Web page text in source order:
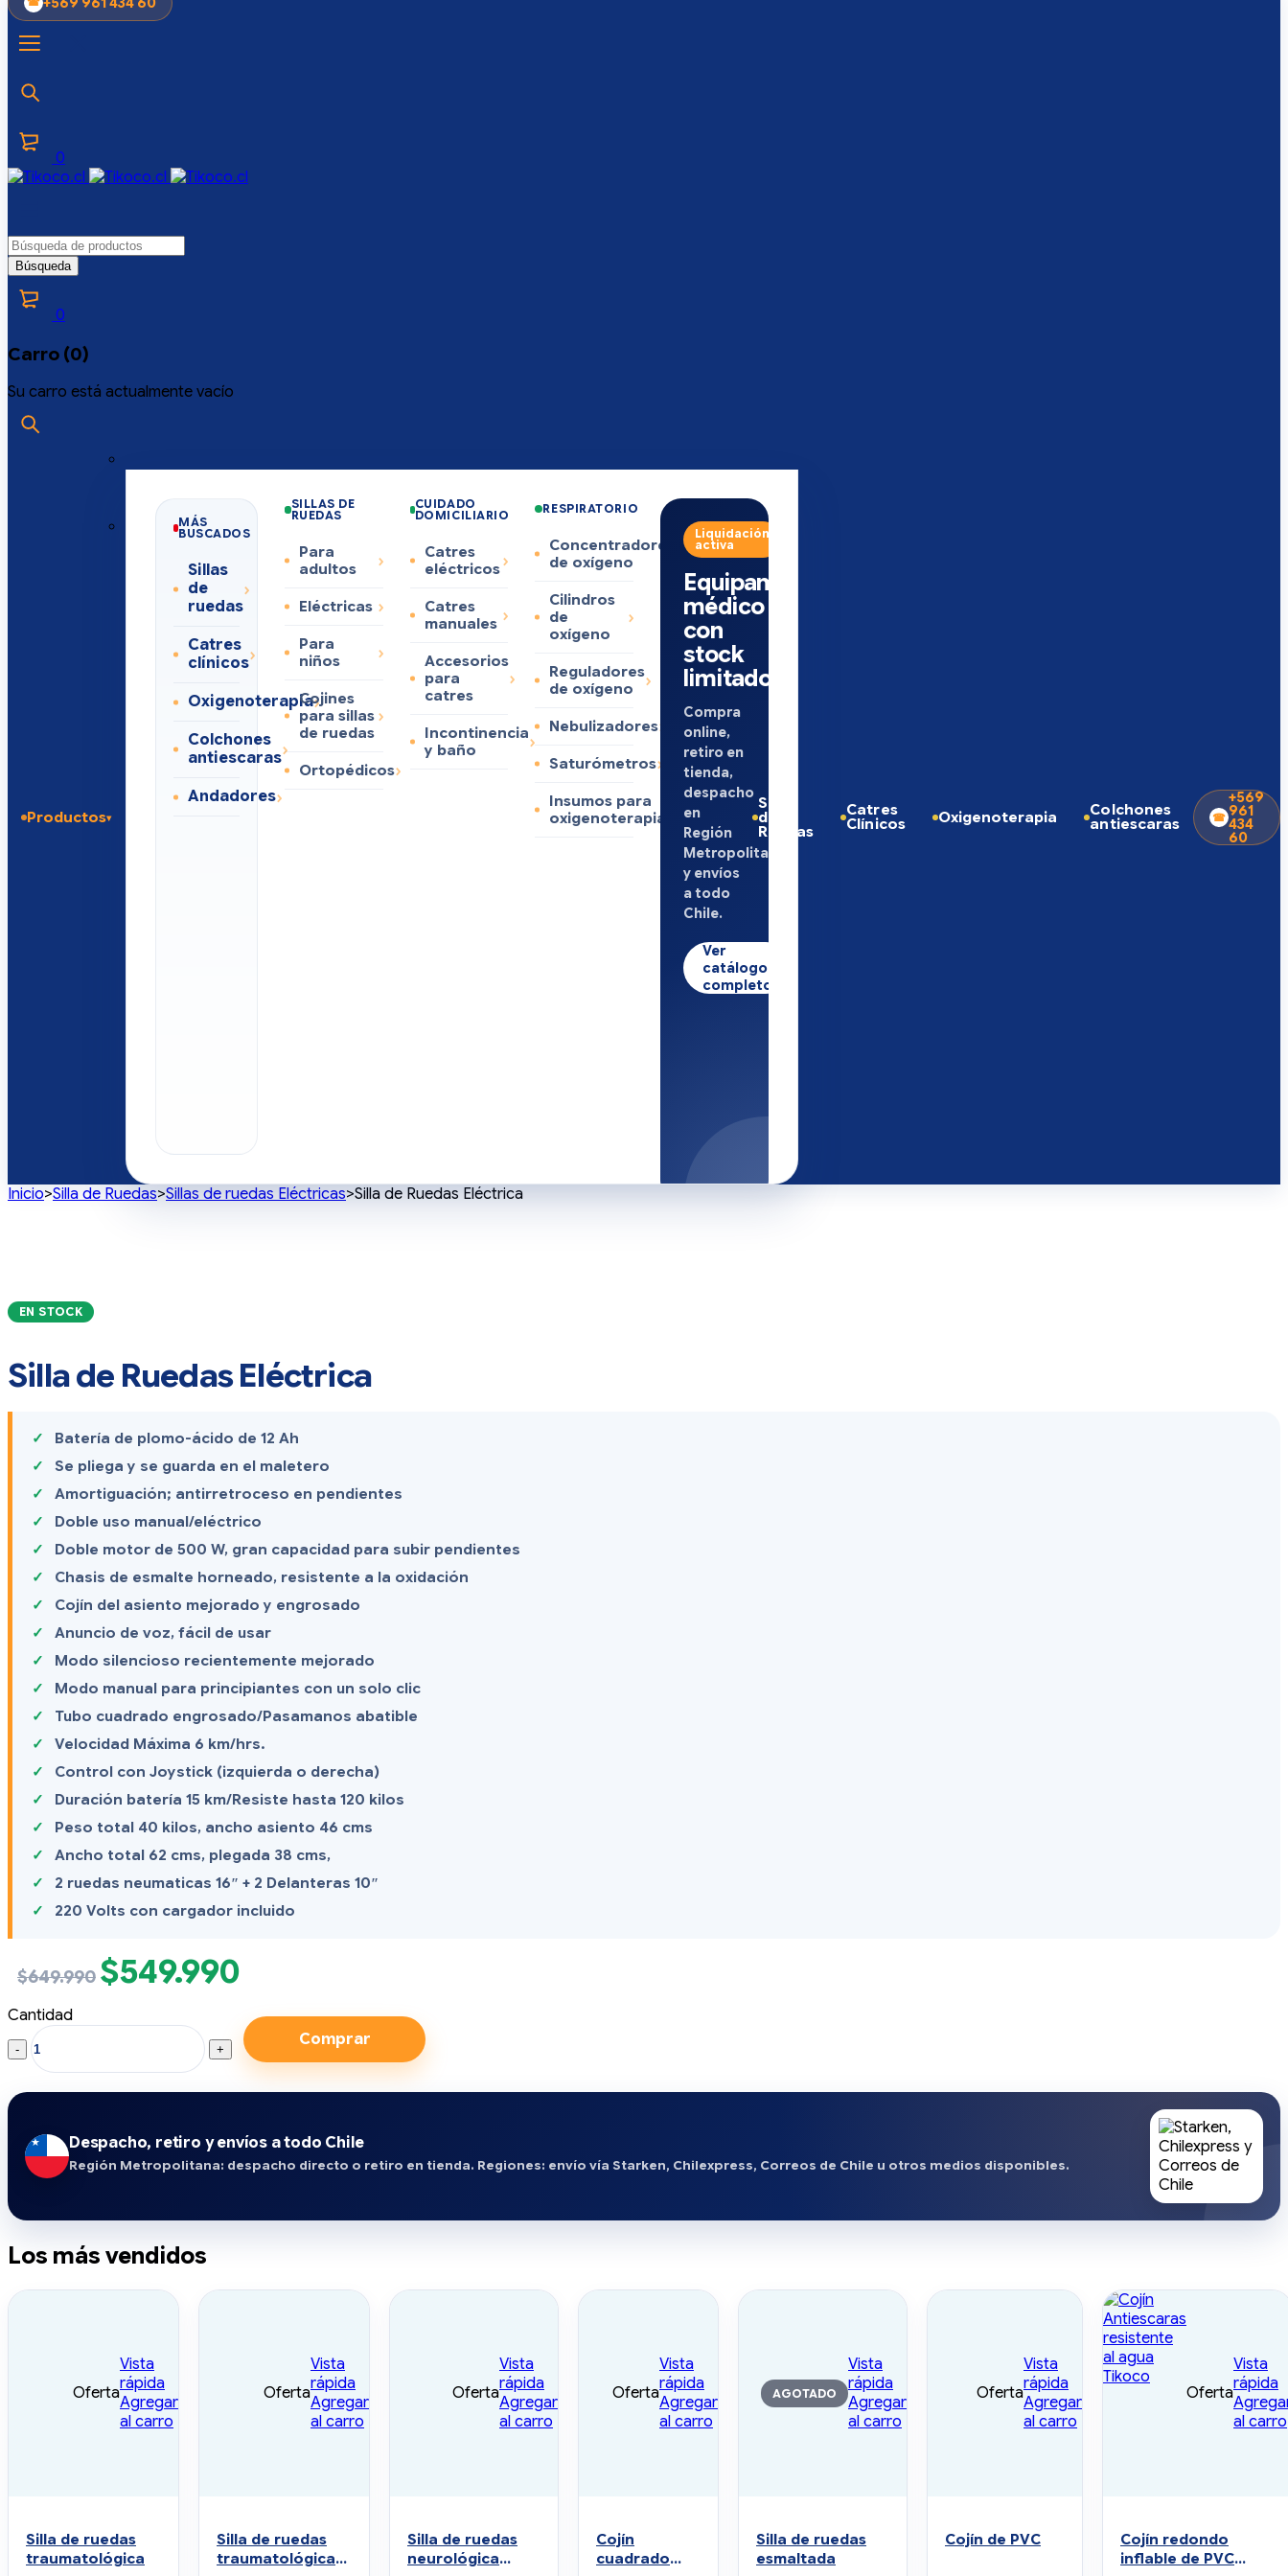
0
0
Carro (0)
Su carro está actualmente vacío
Productos
MÁS
BUSCADOS
Sillas
de
ruedas
Catres
clínicos
Oxigenoterapia
Colchones
antiescaras
Andadores
SILLAS DE
RUEDAS
Para
adultos
Eléctricas
Para
niños
Cojines
para sillas
de ruedas
Ortopédicos
CUIDADO
DOMICILIARIO
Catres
eléctricos
Catres
manuales
Accesorios
para
catres
Incontinencia
y baño
RESPIRATORIO
Concentradores
de oxígeno
Cilindros
de
oxígeno
Reguladores
de oxígeno
Nebulizadores
Saturómetros
Insumos para
oxigenoterapia
Liquidación
activa
Equipamiento
médico
con
stock
limitado
Compra
online,
retiro en
tienda,
despacho
en
Región
Metropolitana
y envíos
a todo
Chile.
Ver
catálogo
completo
Sillas
de
Ruedas
Catres
Clínicos
Oxigenoterapia
Colchones
antiescaras
+569
961
434
60
Inicio>Silla de Ruedas>Sillas de ruedas Eléctricas>Silla de Ruedas Eléctrica
EN STOCK
Silla de Ruedas Eléctrica
Batería de plomo-ácido de 12 Ah
Se pliega y se guarda en el maletero
Amortiguación; antirretroceso en pendientes
Doble uso manual/eléctrico
Doble motor de 500 W, gran capacidad para subir pendientes
Chasis de esmalte horneado, resistente a la oxidación
Cojín del asiento mejorado y engrosado
Anuncio de voz, fácil de usar
Modo silencioso recientemente mejorado
Modo manual para principiantes con un solo clic
Tubo cuadrado engrosado/Pasamanos abatible
Velocidad Máxima 6 km/hrs.
Control con Joystick (izquierda o derecha)
Duración batería 15 km/Resiste hasta 120 kilos
Peso total 40 kilos, ancho asiento 46 cms
Ancho total 62 cms, plegada 38 cms,
2 ruedas neumaticas 16″ + 2 Delanteras 10″
220 Volts con cargador incluido
$649.990
El
precio
era:
$549.990
es:
$549.990.
Cantidad
Silla
de
Ruedas
Eléctrica
Comprar
Despacho, retiro y envíos a todo Chile
Región Metropolitana: despacho directo o retiro en tienda. Regiones: envío vía Starken, Chilexpress, Correos de Chile u otros medios disponibles.
Los más vendidos
Oferta
Vista
rápida
Agregar
al carro
Silla de ruedas
traumatológica
Oferta
Vista
rápida
Agregar
al carro
Silla de ruedas
traumatológica
Oferta
Vista
rápida
Agregar
al carro
Silla de ruedas
neurológica
Oferta
Vista
rápida
Agregar
al carro
Cojín
cuadrado
AGOTADO
Vista
rápida
Agregar
al carro
Silla de ruedas
esmaltada
Oferta
Vista
rápida
Agregar
al carro
Cojín de PVC
Oferta
Vista
rápida
al carro
Cojín redondo
inflable de PVC